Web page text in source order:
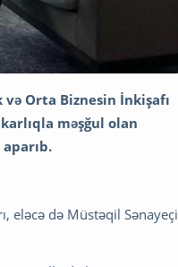
Orta Biznesin İnkişafı
məşğul olan
eləcə də Müstəqil Sənayeçi